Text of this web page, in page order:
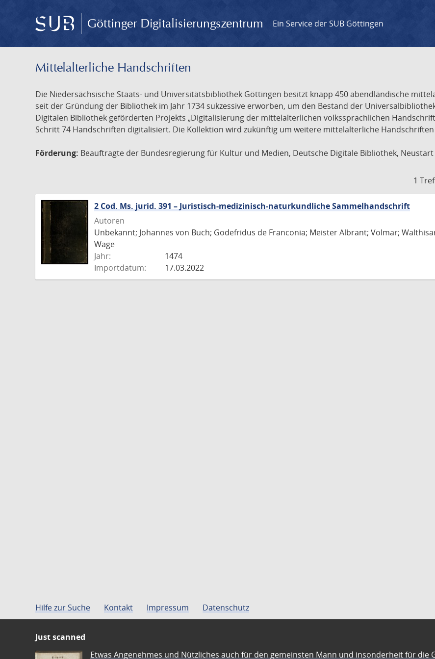
Göttinger Digitalisierungszentrum Ein Service der SUB Göttingen
Mittelalterliche Handschriften
Die Niedersächsische Staats- und Universitätsbibliothek Göttingen besitzt knapp 450 abendländische
seit der Gründung der Bibliothek im Jahr 1734 sukzessive erworben, um den Bestand der
Digitalen Bibliothek geförderten Projekts „Digitalisierung der mittelalterlichen volkssprachlichen
Schritt 74 Handschriften digitalisiert. Die Kollektion wird zukünftig um weitere mittelalterliche
Förderung: Beauftragte der Bundesregierung für Kultur und Medien, Deutsche Digitale Bibliothek,
1
2 Cod. Ms. jurid. 391 – Juristisch-medizinisch-naturkundliche Sammelhandschrift
Autoren
Unbekannt; Johannes von Buch; Godefridus de Franconia; Meister Albrant; Volmar;
Wage
Jahr:
1474
Importdatum:
17.03.2022
Hilfe zur Suche Kontakt Impressum Datenschutz
Just scanned
Etwas Angenehmes und Nützliches auch für den gemeinsten Mann und insonderheit für die